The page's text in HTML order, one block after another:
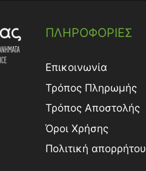
ΠΛΗΡΟΦΟΡΙΕΣ
Επικοινωνία
Τρόπος Πληρωμής
Τρόπος Aποστολής
Όροι Χρήσης
Πολιτική απορρήτου